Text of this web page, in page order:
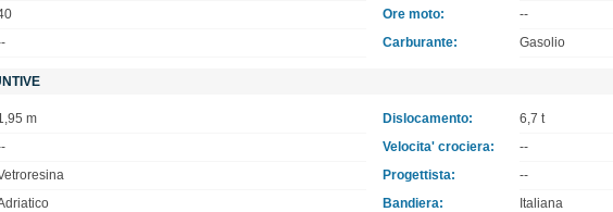
Ore moto:
--
Carburante: Gasolio
m Dislocamento:
6,7 t
Velocita' crociera:
--
Progettista:
--
Bandiera:
Italiana